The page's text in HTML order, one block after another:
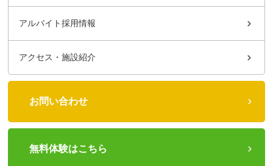
アルバイト採用情報
アクセス・施設紹介
お問い合わせ
無料体験はこちら